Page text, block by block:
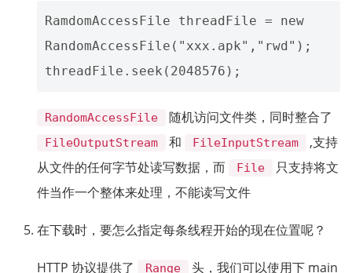
RamdomAccessFile threadFile = new
RandomAccessFile("xxx.apk","rwd");
RandomAccessFile 随机访问文件类，同时整合了
FileOutputStream 和 FileInputStream
,支持
从文件的任何字节处读写数据，而
File
只支持将文
件当作一个整体来处理，不能读写文件
在下载时，要怎么指定每条线程开始的现在位置呢？
HTTP 协议提供了 Range
头，我们可以使用下 main